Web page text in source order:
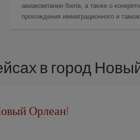
авиакомпании Iberia, а также о
прохождения иммиграционного и
в город
Орлеан!